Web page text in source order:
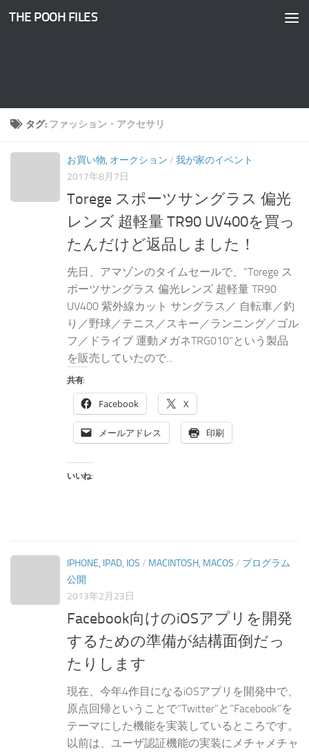
コンテンツへスキップ
THE POOH FILES
タグ: ファッション・アクセサリ
お買い物, オークション / 我が家のイベント
2017年8月7日
Torege スポーツサングラス 偏光
レンズ 超軽量 TR90 UV400を買っ
たんだけど返品しました！
先日、アマゾンのタイムセールで、”Torege ス
ポーツサングラス 偏光レンズ 超軽量 TR90
UV400 紫外線カット サングラス／ 自転車／釣
り／野球／テニス／スキー／ランニング／ゴル
フ／ドライブ 運動メガネTRG010“という製品
を販売していたので...
共有:
Facebook X
メールアドレス 印刷
いいね:
IPHONE, IPAD, IOS / MACINTOSH, MACOS / プログラム
公開
2013年2月23日
Facebook向けのiOSアプリを開発
するための準備が結構面倒だっ
たりします
現在、今年4作目になるiOSアプリを開発中で、
原点回帰ということで”Twitter”と”Facebook”を
テーマにした機能を実装しているところです。
以前は、ユーザ認証機能の実装にメチャメチャ